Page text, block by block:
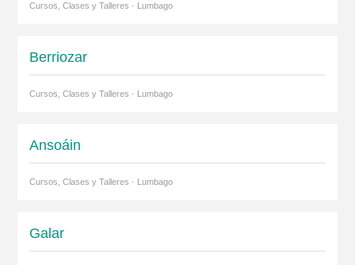
Cursos, Clases y Talleres · Lumbago
Berriozar
Cursos, Clases y Talleres · Lumbago
Ansoáin
Cursos, Clases y Talleres · Lumbago
Galar